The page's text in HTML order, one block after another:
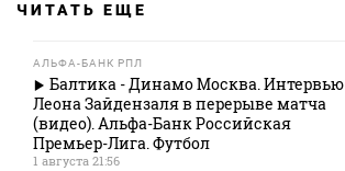
ЧИТАТЬ ЕЩЕ
АЛЬФА-БАНК РПЛ
Балтика - Динамо Москва. Интервью
Леона Зайдензаля в перерыве матча
(видео). Альфа-Банк Российская
Премьер-Лига. Футбол
1 августа 21:56